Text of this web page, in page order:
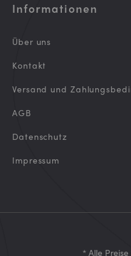
Informationen
Über uns
Kontakt
Versand und
AGB
Datenschutz
Impressum
* Alle